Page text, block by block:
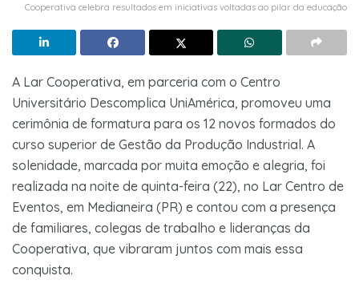
Cooperativa celebra resultados em iniciativas voltadas ao pilar da educação
A Lar Cooperativa, em parceria com o Centro
Universitário Descomplica UniAmérica, promoveu uma
cerimônia de formatura para os 12 novos formados do
curso superior de Gestão da Produção Industrial. A
solenidade, marcada por muita emoção e alegria, foi
realizada na noite de quinta-feira (22), no Lar Centro de
Eventos, em Medianeira (PR) e contou com a presença
de familiares, colegas de trabalho e lideranças da
Cooperativa, que vibraram juntos com mais essa
conquista.